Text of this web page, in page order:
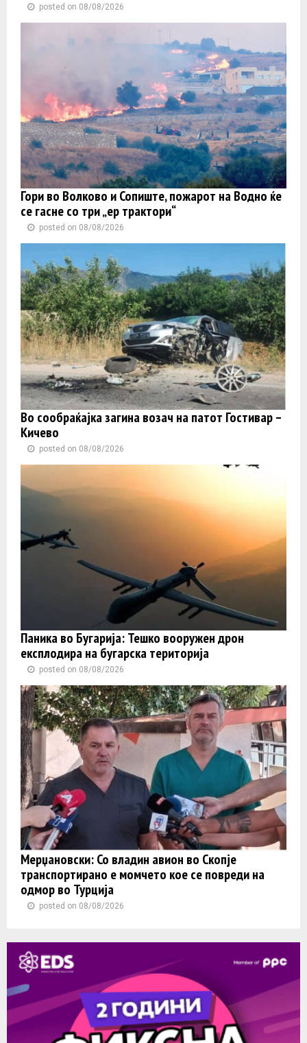
posted on 08/08/2026
Гори во Волково и Сопиште, пожарот на Водно ќе
се гасне со три „ер трактори“
posted on 08/08/2026
Во сообраќајка загина возач на патот Гостивар –
Кичево
posted on 08/08/2026
Паника во Бугарија: Тешко вооружен дрон
експлодира на бугарска територија
posted on 08/08/2026
Мерџановски: Со владин авион во Скопје
транспортиранo e момчето кое се повреди на
одмор во Турција
posted on 08/08/2026